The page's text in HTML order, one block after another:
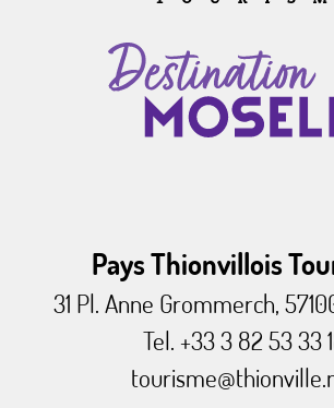
Pays Thionvillois
31 Pl. Anne Grommerch,
Tel. +33 3 82 53 33